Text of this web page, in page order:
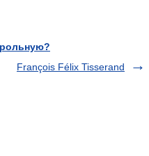
François Félix Tisserand